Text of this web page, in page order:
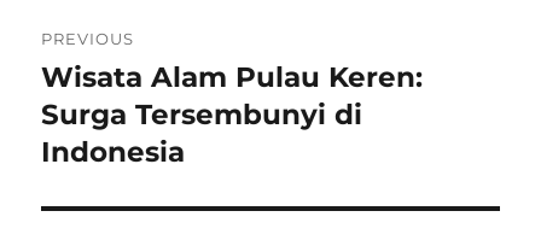
navigation
PREVIOUS
Previous
post:
Wisata Alam Pulau Keren:
Surga Tersembunyi di
Indonesia